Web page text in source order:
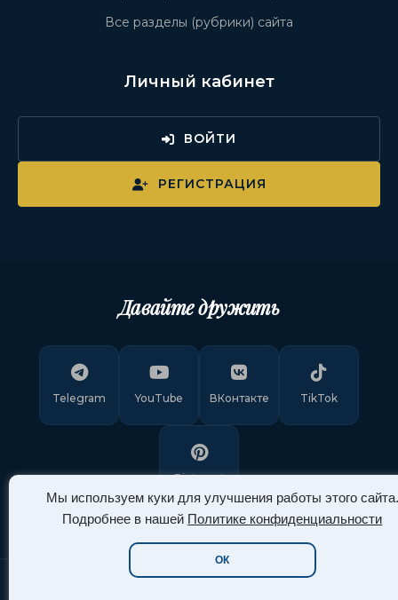
Мы используем куки для улучшения работы этого сайта.
Подробнее в нашей Политике конфиденциальности
ОК
Все разделы (рубрики) сайта
Личный кабинет
ВОЙТИ
РЕГИСТРАЦИЯ
Давайте дружить
Telegram YouTube ВКонтакте TikTok
Pinterest